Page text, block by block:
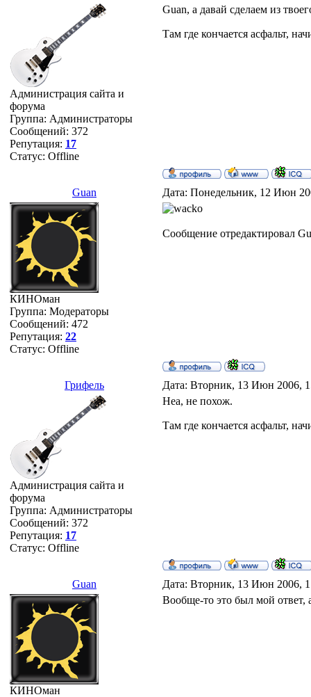
Администрация сайта и
форума
Группа: Администраторы
Сообщений: 372
Репутация: 17
Статус: Offline
Guan, а давай сделаем из
Там где кончается асфальт,
Guan Дата: Понедельник, 12 Июн
КИНОман
Группа: Модераторы
Сообщений: 472
Репутация: 22
Статус: Offline
Сообщение отредактировал
Грифель Дата: Вторник, 13 Июн 2006,
Администрация сайта и
форума
Группа: Администраторы
Сообщений: 372
Репутация: 17
Статус: Offline
Неа, не похож.
Там где кончается асфальт,
Guan Дата: Вторник, 13 Июн 2006,
КИНОман
Вообще-то это был мой ответ,